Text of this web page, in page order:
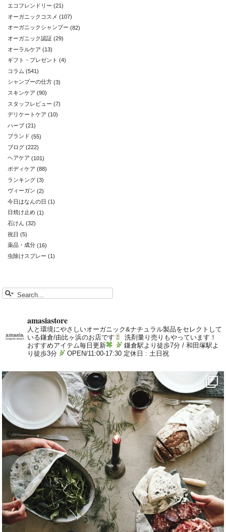
エコフレンドリー (21)
オーガニックコスメ (107)
オーガニックシャンプー (82)
オーガニック認証 (29)
オーラルケア (13)
ギフト・プレゼント (4)
コラム (541)
シャンプーの仕方 (3)
スキンケア (90)
スタッフレビュー (7)
デリケートケア (10)
ハーブ (21)
ブランド (55)
ブログ (222)
ヘアケア (101)
ボディケア (88)
ランキング (3)
ヴィーガン (2)
今日はなんの日 (1)
日焼け止め (1)
石けん (32)
祝日 (5)
薬品・成分 (16)
虫除けスプレー (1)
amasiastore
人と環境にやさしいオーガニック&ナチュラル製品をセレクトして
いる鎌倉/由比ヶ浜のお店です
洗剤量り売りもやっています！
おすすめアイテム毎日更新
鎌倉駅より徒歩7分 / 和田塚駅よ
り徒歩3分
OPEN/11:00-17:30 定休日 : 土日祝